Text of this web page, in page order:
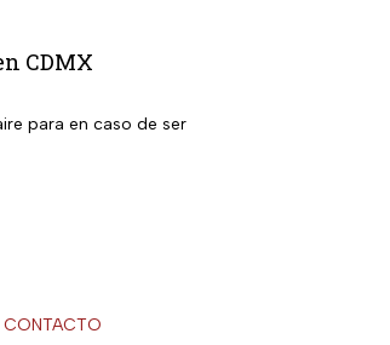
CDMX
para en caso de ser
CONTACTO